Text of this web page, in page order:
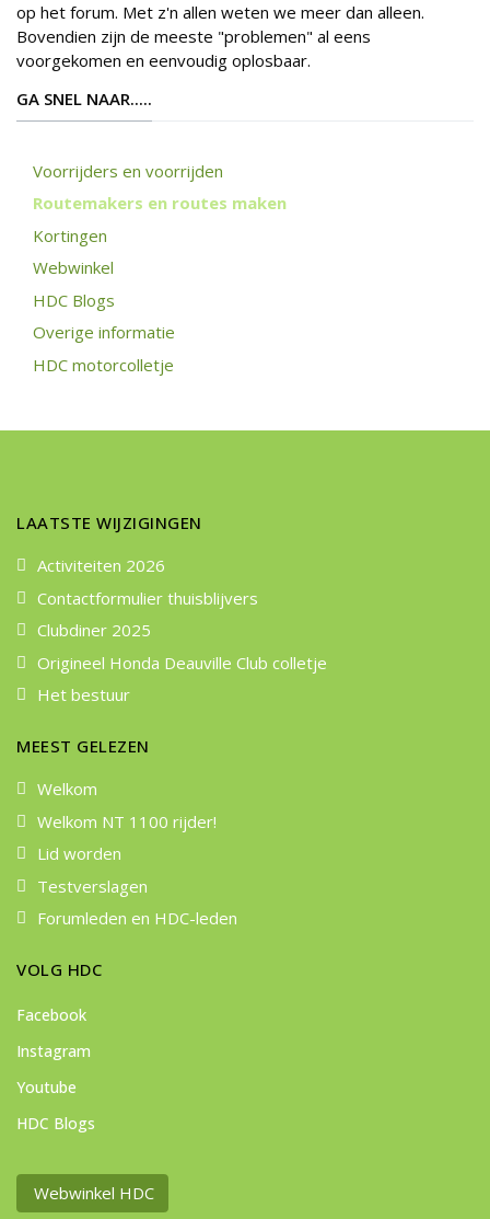
op het forum. Met z'n allen weten we meer dan alleen.
Bovendien zijn de meeste "problemen" al eens
voorgekomen en eenvoudig oplosbaar.
GA SNEL NAAR.....
Voorrijders en voorrijden
Routemakers en routes maken
Kortingen
Webwinkel
HDC Blogs
Overige informatie
HDC motorcolletje
LAATSTE WIJZIGINGEN
Activiteiten 2026
Contactformulier thuisblijvers
Clubdiner 2025
Origineel Honda Deauville Club colletje
Het bestuur
MEEST GELEZEN
Welkom
Welkom NT 1100 rijder!
Lid worden
Testverslagen
Forumleden en HDC-leden
VOLG HDC
Facebook
Instagram
Youtube
HDC Blogs
Webwinkel HDC